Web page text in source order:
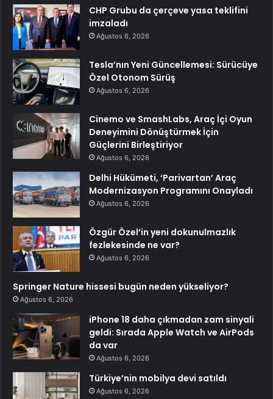
CHP Grubu da çerçeve yasa teklifini
imzaladı
Ağustos 6, 2026
Tesla’nın Yeni Güncellemesi: Sürücüye
Özel Otonom Sürüş
Ağustos 6, 2026
Cinemo ve SmashLabs, Araç İçi Oyun
Deneyimini Dönüştürmek İçin
Güçlerini Birleştiriyor
Ağustos 6, 2026
Delhi Hükümeti, ‘Parivartan’ Araç
Modernizasyon Programını Onayladı
Ağustos 6, 2026
Özgür Özel’in yeni dokunulmazlık
fezlekesinde ne var?
Ağustos 6, 2026
Springer Nature hissesi bugün neden yükseliyor?
Ağustos 6, 2026
iPhone 18 daha çıkmadan zam sinyali
geldi: Sırada Apple Watch ve AirPods
da var
Ağustos 6, 2026
Türkiye’nin mobilya devi satıldı
Ağustos 6, 2026